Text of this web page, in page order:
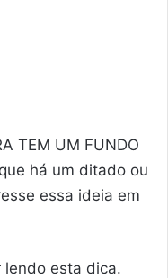
TEM UM FUNDO
há um ditado ou
essa ideia em
lendo esta dica.